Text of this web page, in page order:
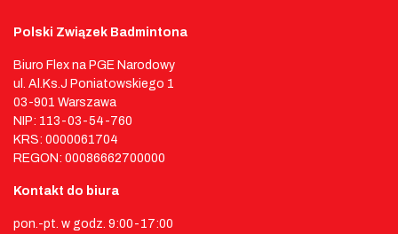
Polski Związek Badmintona
Biuro Flex na PGE Narodowy
ul. Al.Ks.J Poniatowskiego 1
03-901 Warszawa
NIP: 113-03-54-760
KRS: 0000061704
REGON: 00086662700000
Kontakt do biura
pon.-pt. w godz. 9:00-17:00